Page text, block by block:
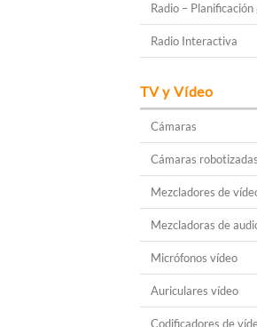
Radio –
Radio Interactiva
TV y Vídeo
Cámaras
Cámaras
Mezcladores de
Mezcladoras de
Micrófonos vídeo
Auriculares vídeo
Codificadores de